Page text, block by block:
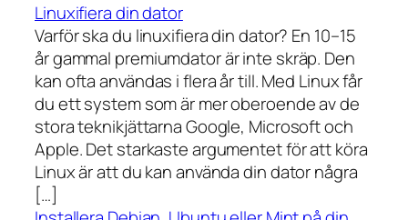
Linuxifiera din dator
Varför ska du linuxifiera din dator? En 10–15
år gammal premiumdator är inte skräp. Den
kan ofta användas i flera år till. Med Linux får
du ett system som är mer oberoende av de
stora teknikjättarna Google, Microsoft och
Apple. Det starkaste argumentet för att köra
Linux är att du kan använda din dator några
[…]